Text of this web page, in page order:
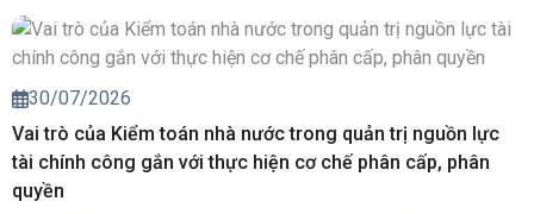
30/07/2026
Vai trò của Kiểm toán nhà nước trong quản trị nguồn lực
tài chính công gắn với thực hiện cơ chế phân cấp, phân
quyền